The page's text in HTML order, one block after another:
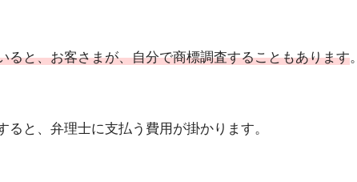
ると、お客さまが、自分で商標調査することもあります。
ると、弁理士に支払う費用が掛かります。